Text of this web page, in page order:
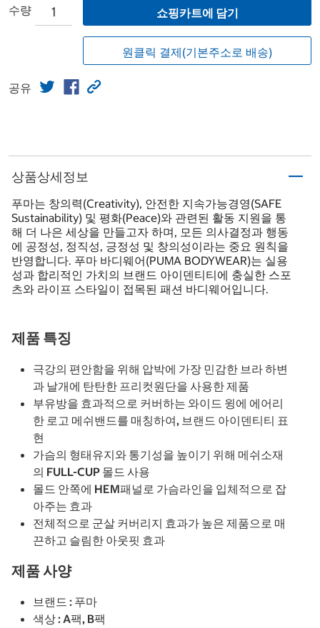
수량 쇼핑카트에 담기
원클릭 결제(기본주소로 배송)
공유
상품상세정보
푸마는 창의력(Creativity), 안전한 지속가능경영(SAFE
Sustainability) 및 평화(Peace)와 관련된 활동 지원을 통
해 더 나은 세상을 만들고자 하며, 모든 의사결정과 행동
에 공정성, 정직성, 긍정성 및 창의성이라는 중요 원칙을
반영합니다. 푸마 바디웨어(PUMA BODYWEAR)는 실용
성과 합리적인 가치의 브랜드 아이덴티티에 충실한 스포
츠와 라이프 스타일이 접목된 패션 바디웨어입니다.
제품 특징
극강의 편안함을 위해 압박에 가장 민감한 브라 하변
과 날개에 탄탄한 프리컷원단을 사용한 제품
부유방을 효과적으로 커버하는 와이드 윙에 에어리
한 로고 메쉬밴드를 매칭하여, 브랜드 아이덴티티 표
현
가슴의 형태유지와 통기성을 높이기 위해 메쉬소재
의 FULL-CUP 몰드 사용
몰드 안쪽에 HEM패널로 가슴라인을 입체적으로 잡
아주는 효과
전체적으로 군살 커버리지 효과가 높은 제품으로 매
끈하고 슬림한 아웃핏 효과
제품 사양
브랜드 : 푸마
색상 : A팩, B팩